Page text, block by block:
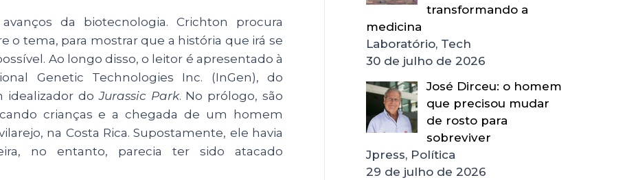
da biotecnologia. Crichton procura
o tema, para mostrar que a história que irá se
Ao longo disso, o leitor é apresentado à
Genetic Technologies Inc. (InGen), do
idealizador doJurassic Park. No prólogo, são
crianças e a chegada de um homem
na Costa Rica. Supostamente, ele havia
no entanto, parecia ter sido atacado
transformando a
medicina
Laboratório, Tech
30 de julho de 2026
José Dirceu: o homem
que precisou mudar
de rosto para
sobreviver
Jpress, Política
29 de julho de 2026